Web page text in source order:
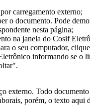
carregamento externo;
o documento. Pode
nesta página;
na janela do Cosif
o seu computador,
informando se o
externo. Todo
porém, o texto